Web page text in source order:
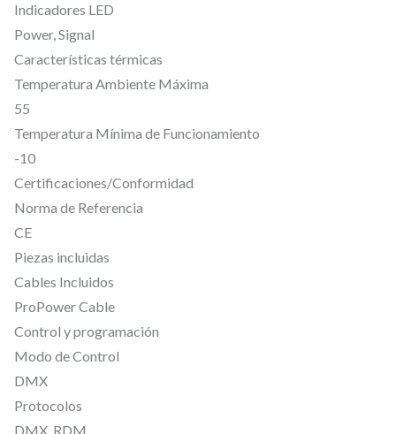
,
s
o
l
c
o
m
p
a
c
t
Indicadores LED
Power, Signal
Características térmicas
Temperatura Ambiente Máxima
55
Temperatura Mínima de Funcionamiento
-10
Certificaciones/Conformidad
Norma de Referencia
CE
Piezas incluidas
Cables Incluidos
ProPower Cable
Control y programación
Modo de Control
DMX
Protocolos
DMX, RDM